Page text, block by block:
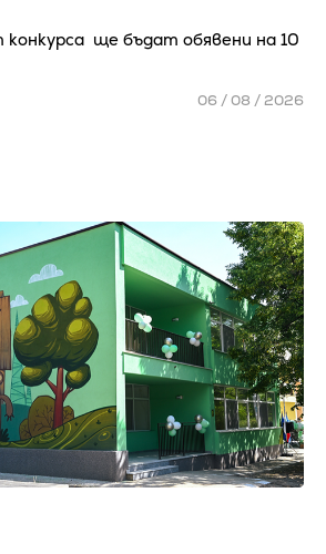
ще бъдат обявени на 10
06 / 08 / 2026